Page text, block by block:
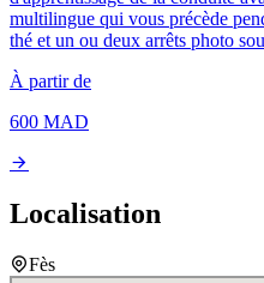
multilingue qui vous précède
thé et un ou deux arrêts photo
À partir de
600 MAD
Localisation
Fès